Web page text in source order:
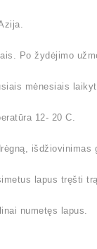
Po žydėjimo
mėnesiais
12- 20 C.
lapus tręšti
numetęs lapus.